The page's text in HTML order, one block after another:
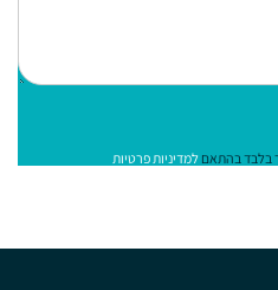
בלבד בהתאםלמדיניות פרטיות